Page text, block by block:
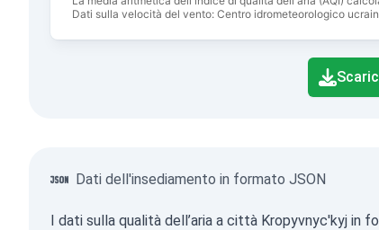
Dati sulla velocità del vento: Centro idrometeorologico
End of interactive chart.
Dati dell'insediamento in formato JSON
I dati sulla qualità dell’aria a città Kropyvnyc'kyj in